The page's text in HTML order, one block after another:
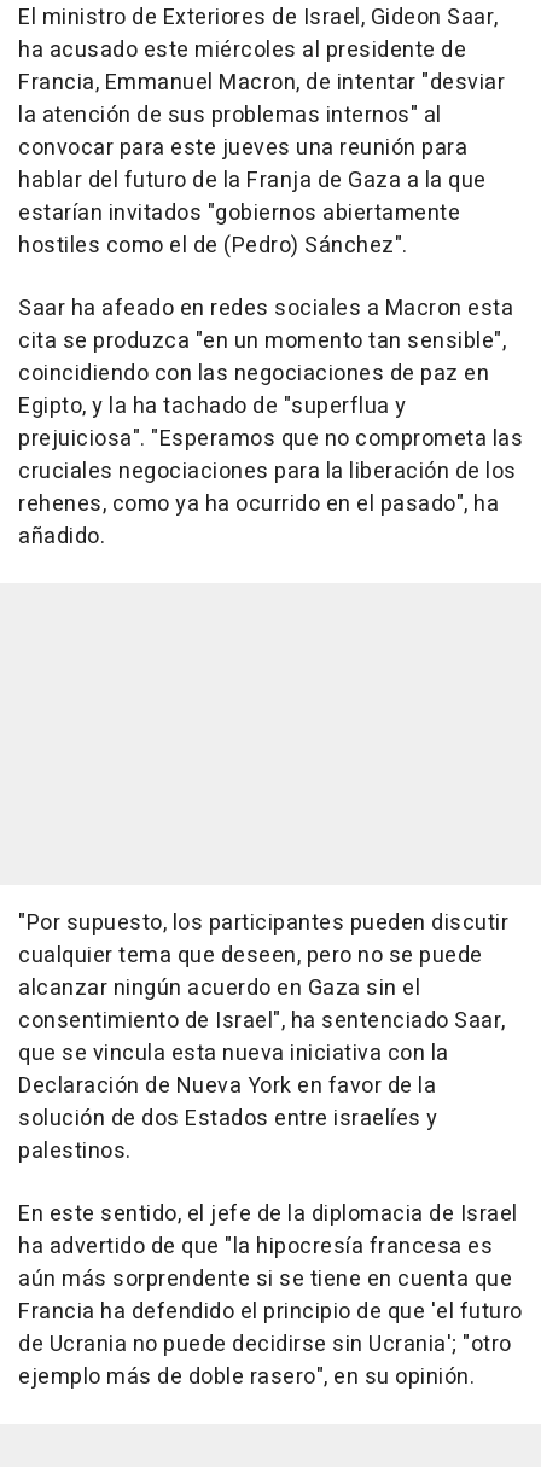
El ministro de Exteriores de Israel, Gideon Saar,
ha acusado este miércoles al presidente de
Francia, Emmanuel Macron, de intentar "desviar
la atención de sus problemas internos" al
convocar para este jueves una reunión para
hablar del futuro de la Franja de Gaza a la que
estarían invitados "gobiernos abiertamente
hostiles como el de (Pedro) Sánchez".
Saar ha afeado en redes sociales a Macron esta
cita se produzca "en un momento tan sensible",
coincidiendo con las negociaciones de paz en
Egipto, y la ha tachado de "superflua y
prejuiciosa". "Esperamos que no comprometa las
cruciales negociaciones para la liberación de los
rehenes, como ya ha ocurrido en el pasado", ha
añadido.
"Por supuesto, los participantes pueden discutir
cualquier tema que deseen, pero no se puede
alcanzar ningún acuerdo en Gaza sin el
consentimiento de Israel", ha sentenciado Saar,
que se vincula esta nueva iniciativa con la
Declaración de Nueva York en favor de la
solución de dos Estados entre israelíes y
palestinos.
En este sentido, el jefe de la diplomacia de Israel
ha advertido de que "la hipocresía francesa es
aún más sorprendente si se tiene en cuenta que
Francia ha defendido el principio de que 'el futuro
de Ucrania no puede decidirse sin Ucrania'; "otro
ejemplo más de doble rasero", en su opinión.